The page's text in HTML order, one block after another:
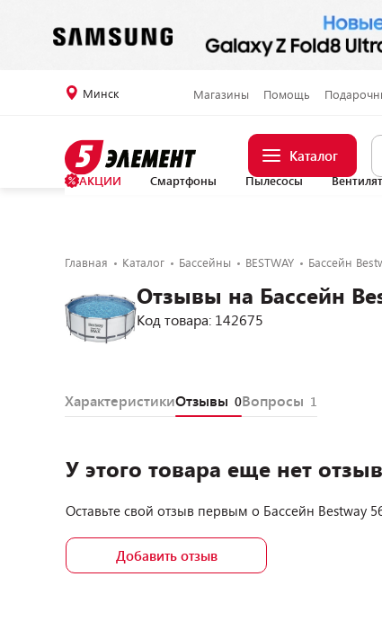
Минск Магазины Помощь
Каталог
АКЦИИ Смартфоны Пылесосы
Главная Каталог Бассейны BESTWAY Бассейн
Отзывы на Бассейн
Код товара: 142675
ХарактеристикиОтзывы 0Вопросы 1
У этого товара еще нет
Оставьте свой отзыв первым о Бассейн Bestway
Добавить отзыв